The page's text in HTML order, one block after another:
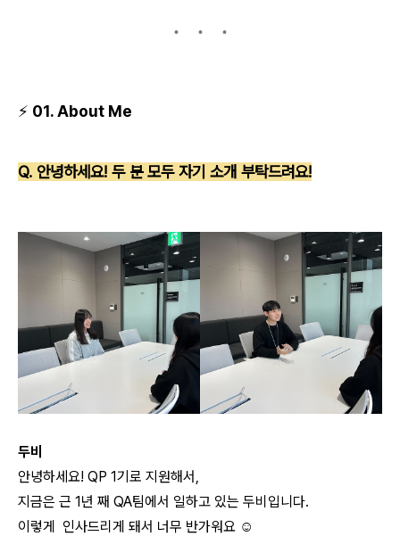
⚡ 01. About Me
Q. 안녕하세요! 두 분 모두 자기 소개 부탁드려요!
두비
안녕하세요! QP 1기로 지원해서,
지금은 근 1년 째 QA팀에서 일하고 있는 두비입니다.
이렇게 인사드리게 돼서 너무 반가워요 ☺️